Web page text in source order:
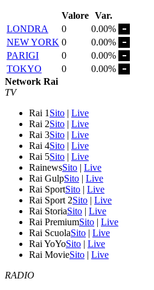
Valore Var.
LONDRA
0
0.00%
NEW YORK 0
0.00%
PARIGI
0
0.00%
TOKYO
0
0.00%
Network Rai
TV
Rai 1 Sito | Live
Rai 2Sito | Live
Rai 3Sito | Live
Rai 4Sito | Live
Rai 5Sito | Live
RainewsSito | Live
Rai GulpSito | Live
Rai SportSito | Live
Rai Sport 2Sito | Live
Rai StoriaSito | Live
Rai PremiumSito | Live
Rai ScuolaSito | Live
Rai YoYoSito | Live
Rai MovieSito | Live
RADIO